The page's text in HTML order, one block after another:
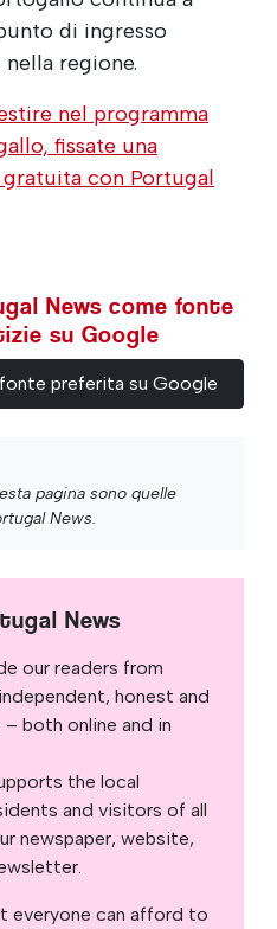
di ingresso
regione.
nel programma
fissate una
con Portugal
News come fonte
su Google
preferita su Google
pagina sono quelle
News.
News
our readers from
honest and
both online and in
the local
and visitors of all
newspaper, website,
everyone can afford to